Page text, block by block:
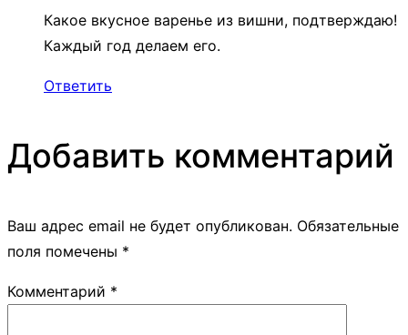
Какое вкусное варенье из вишни, подтверждаю!
Каждый год делаем его.
Ответить
Добавить комментарий
Ваш адрес email не будет опубликован. Обязательные
поля помечены *
Комментарий *